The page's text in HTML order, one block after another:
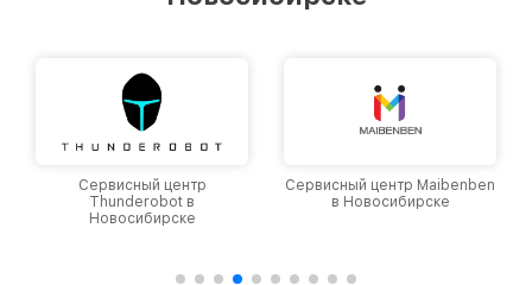
Сервисный центр
Thunderobot в
Новосибирске
Сервисный центр Maibenben
в Новосибирске